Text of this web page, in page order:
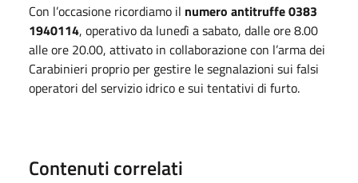
Con l’occasione ricordiamo il numero antitruffe 0383
1940114, operativo da lunedì a sabato, dalle ore 8.00
alle ore 20.00, attivato in collaborazione con l’arma dei
Carabinieri proprio per gestire le segnalazioni sui falsi
operatori del servizio idrico e sui tentativi di furto.
Contenuti correlati